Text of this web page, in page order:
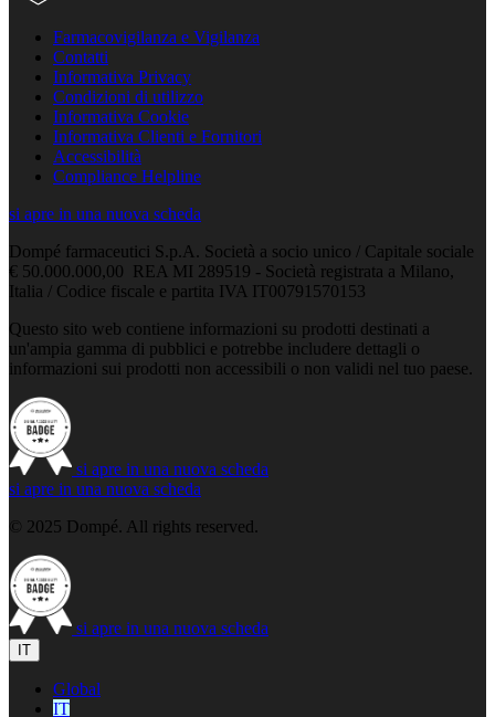
Farmacovigilanza e Vigilanza
Contatti
Informativa Privacy
Condizioni di utilizzo
Informativa Cookie
Informativa Clienti e Fornitori
Accessibilità
Compliance Helpline
si apre in una nuova scheda
Dompé farmaceutici S.p.A. Società a socio unico / Capitale sociale
€ 50.000.000,00 REA MI 289519 - Società registrata a Milano,
Italia / Codice fiscale e partita IVA IT00791570153
Questo sito web contiene informazioni su prodotti destinati a
un'ampia gamma di pubblici e potrebbe includere dettagli o
informazioni sui prodotti non accessibili o non validi nel tuo paese.
si apre in una nuova scheda
si apre in una nuova scheda
© 2025 Dompé. All rights reserved.
si apre in una nuova scheda
IT
Global
IT